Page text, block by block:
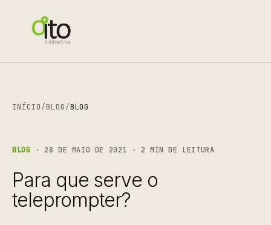
INÍCIO/BLOG/BLOG
BLOG · 28 DE MAIO DE 2021 · 2 MIN DE LEITURA
Para que serve o
teleprompter?